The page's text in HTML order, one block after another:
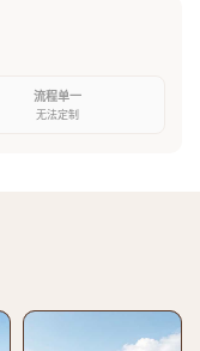
流程单一
无法定制